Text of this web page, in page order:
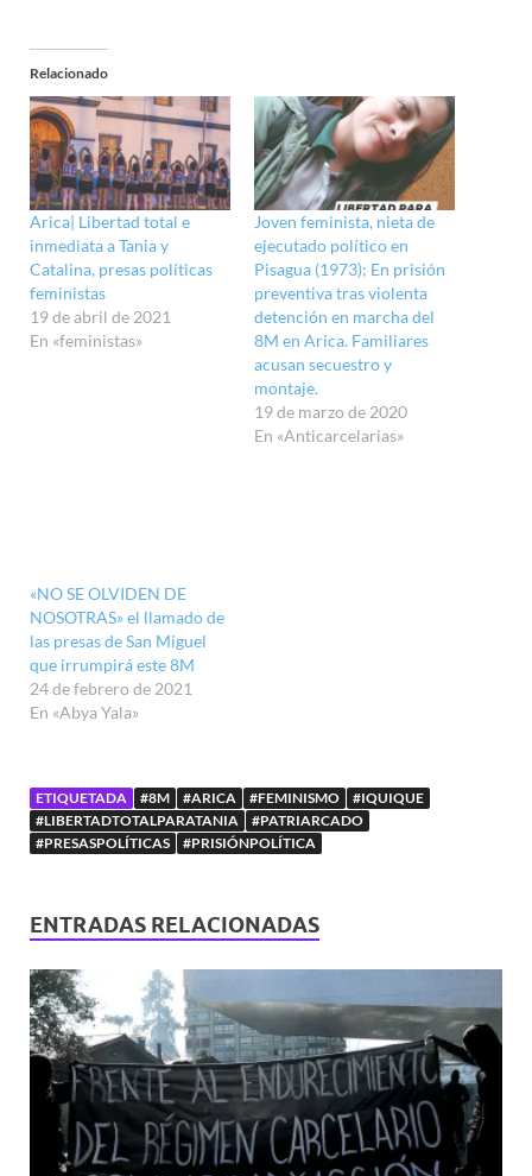
Relacionado
Arica| Libertad total e
inmediata a Tania y
Catalina, presas políticas
feministas
19 de abril de 2021
En «feministas»
Joven feminista, nieta de
ejecutado político en
Pisagua (1973); En prisión
preventiva tras violenta
detención en marcha del
8M en Arica. Familiares
acusan secuestro y
montaje.
19 de marzo de 2020
En «Anticarcelarias»
«NO SE OLVIDEN DE
NOSOTRAS» el llamado de
las presas de San Miguel
que irrumpirá este 8M
24 de febrero de 2021
En «Abya Yala»
ETIQUETADA #8M #ARICA #FEMINISMO
#IQUIQUE
#LIBERTADTOTALPARATANIA
#PATRIARCADO
#PRESASPOLÍTICAS
#PRISIÓNPOLÍTICA
ENTRADAS RELACIONADAS